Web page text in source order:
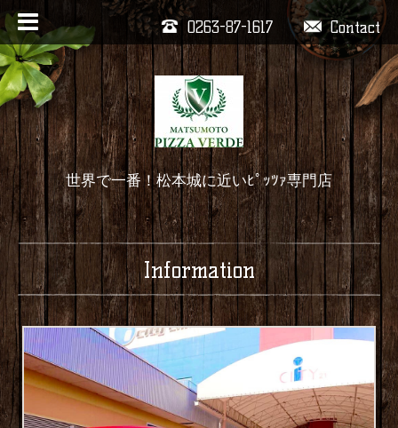
Contact
0263-87-1617
世界で一番！松本城に近いﾋﾟｯﾂｧ専門店
Information